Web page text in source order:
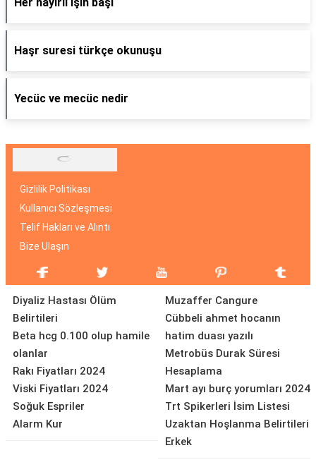
Haşr suresi türkçe okunuşu
Yecüc ve mecüc nedir
Gizlilik Politikası
Kullanıcı Sözleşmesi
Telif Hakları ve Alıntı
Bize Ulaşın
Diyaliz Hastası Ölüm
Belirtileri
Beta hcg 0.100 olup hamile
olanlar
Rakı Fiyatları 2024
Viski Fiyatları 2024
Soğuk Espriler
Alarm Kur
Muzaffer Cangure
Cübbeli ahmet hocanın
hatim duası yazılı
Metrobüs Durak Süresi
Hesaplama
Mart ayı burç yorumları 2024
Trt Spikerleri İsim Listesi
Uzaktan Hoşlanma Belirtileri
Erkek